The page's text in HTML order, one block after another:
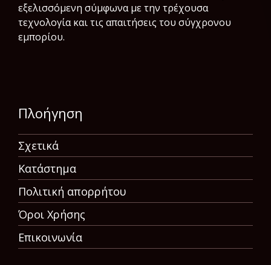
εξελισσόμενη σύμφωνα µε την τρέχουσα
τεχνολογία και τις απαιτήσεις του σύγχρονου
εμπορίου.
Πλοήγηση
Σχετικά
Κατάστημα
Πολιτική απορρήτου
Όροι Χρήσης
Επικοινωνία